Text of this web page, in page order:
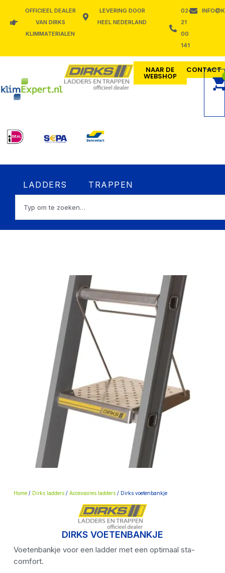
OFFICIEEL DEALER
VAN DIRKS
KLIMMATERIALEN
LEVERING DOOR
HEEL NEDERLAND
024
21
00
141
NAAR DE
WEBSHOP
CONTACT
LADDERS Open LADDERS
TRAPPEN
Home/ Dirks ladders/ Accessoires ladders/ Dirks voetenbankje
DIRKS VOETENBANKJE
Voetenbankje voor een ladder met een optimaal sta-
comfort.